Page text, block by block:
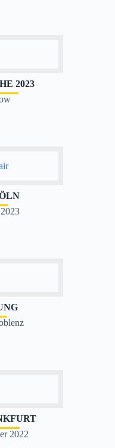
2023
2022